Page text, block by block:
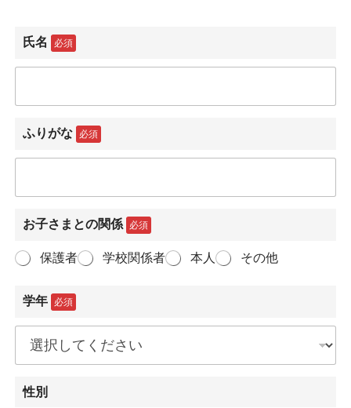
氏名 必須
ふりがな 必須
お子さまとの関係 必須
保護者 学校関係者 本人 その他
学年 必須
性別